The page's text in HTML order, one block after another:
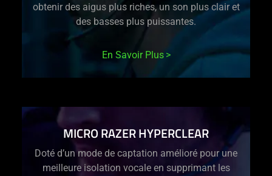
obtenir des aigus plus riches, un son plus clair et
des basses plus puissantes.
En Savoir Plus
MICRO RAZER HYPERCLEAR
Doté d’un mode de captation amélioré pour une
meilleure isolation vocale en supprimant les